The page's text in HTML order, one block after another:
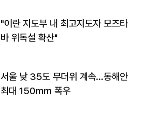
"이란 지도부 내 최고지도자 모즈타
바 위독설 확산"
서울 낮 35도 무더위 계속…동해안
최대 150㎜ 폭우